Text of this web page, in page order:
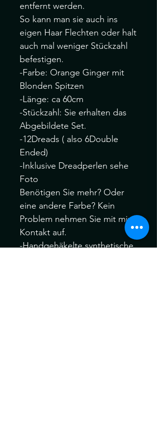
entfernt werden.
So kann man sie auch ins
eigen Haar Flechten oder halt
auch mal weniger Stückzahl
befestigen.
-Farbe: Orange Ginger mit
Blonden Spitzen
-Länge: ca 60cm
-Stückzahl: Sie erhalten das
Abgebildete Set.
-12Dreads ( also 6Double
Ended)
-Inklusive Dreadperlen sehe
Foto
Benötigen Sie mehr? Oder
eine andere Farbe? Kein
Problem nehmen Sie mit mir
Kontakt auf.
-Handgehäkelte synthetische